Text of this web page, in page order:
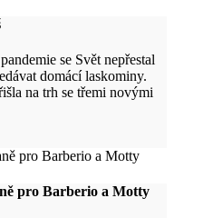
se Svět nepřestal
domácí laskominy.
na trh se třemi novými
pro Barberio a Motty